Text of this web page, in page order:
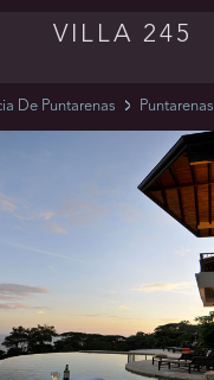
VILLA 245
De Puntarenas Puntarenas